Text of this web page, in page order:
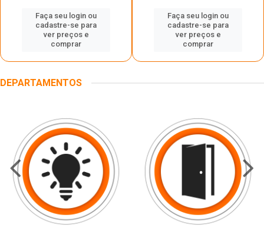
Faça seu login ou
cadastre-se para
ver preços e
comprar
Faça seu login ou
cadastre-se para
ver preços e
comprar
DEPARTAMENTOS